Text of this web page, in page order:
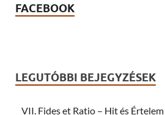
n
e
w
)
o
k
i
n
n
w
FACEBOOK
LEGUTÓBBI BEJEGYZÉSEK
VII. Fides et Ratio – Hit és